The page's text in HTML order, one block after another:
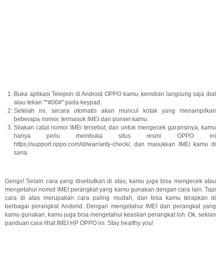
Buka aplikasi Telepon di Android OPPO kamu, kemdian langsung saja dial
atau tekan "*#06#" pada keypad.
Setelah ini, secara otomatis akan muncul kotak yang menampilkan
beberapa nomor, termasuk IMEI dari ponsel kamu.
Silakan catat nomor IMEi tersebut, dan untuk mengecek garansinya, kamu
hanya perlu membuka situs resmi OPPO ini
https://support.oppo.com/id/warranty-check/, dan masukkan IMEI kamu di
sana.
Gengs! Selain cara yang disebutkan di atas, kamu juga bisa mengecek atau
mengetahui nomot IMEI perangkat yang kamu gunakan dengan cara lain. Tapi
cara di atas merupakan cara paling mudah, dan bisa kamu terapkan di
berbagai perangkat Andorid. Dengan mengetahui IMEI dari perangkat yang
kamu gunakan, kamu juga bisa mengetahui keaslian perangkat loh. Ok, sekian
panduan cara lihat IMEI HP OPPO ini. Stay healthy you!